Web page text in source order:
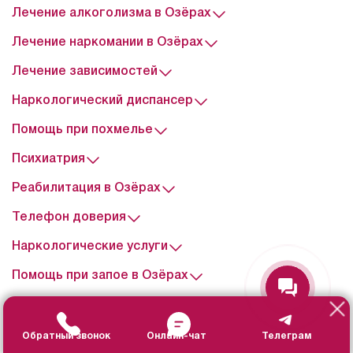
Здравствуйте! Готов помочь
Лечение алкоголизма в Озёрах
Лечение наркомании в Озёрах
Лечение зависимостей
Наркологический диспансер
Помощь при похмелье
Психиатрия
Реабилитация в Озёрах
Телефон доверия
Наркологические услуги
Помощь при запое в Озёрах
Контакты
Обратный звонок Онлайн-чат Телеграм